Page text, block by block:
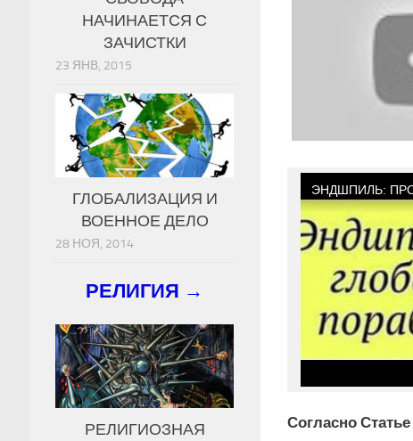
Согласно
НАЧИНАЕТСЯ С
ЗАЧИСТКИ
23 ЯНВ, 2015
ГЛОБАЛИЗАЦИЯ И
ВОЕННОЕ ДЕЛО
28 НОЯ, 2014
РЕЛИГИЯ →
РЕЛИГИОЗНАЯ